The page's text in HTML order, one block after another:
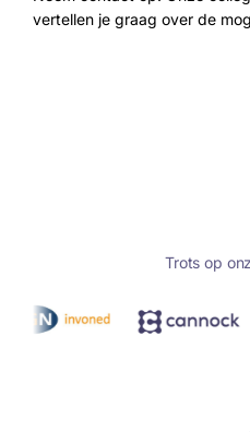
vertellen je graag over de
Trots op